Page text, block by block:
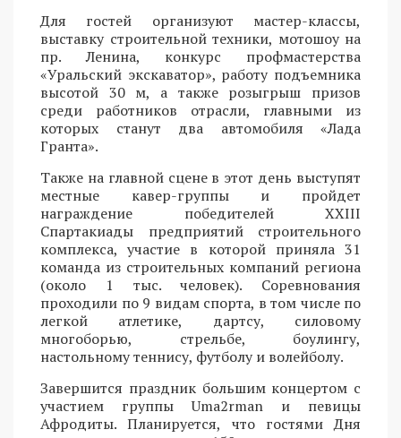
Для гостей организуют мастер-классы,
выставку строительной техники, мотошоу на
пр. Ленина, конкурс профмастерства
«Уральский экскаватор», работу подъемника
высотой 30 м, а также розыгрыш призов
среди работников отрасли, главными из
которых станут два автомобиля «Лада
Гранта».
Также на главной сцене в этот день выступят
местные кавер-группы и пройдет
награждение победителей XXIII
Спартакиады предприятий строительного
комплекса, участие в которой приняла 31
команда из строительных компаний региона
(около 1 тыс. человек). Соревнования
проходили по 9 видам спорта, в том числе по
легкой атлетике, дартсу, силовому
многоборью, стрельбе, боулингу,
настольному теннису, футболу и волейболу.
Завершится праздник большим концертом с
участием группы Uma2rman и певицы
Афродиты. Планируется, что гостями Дня